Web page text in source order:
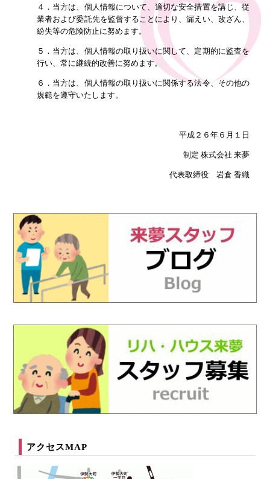
４．当方は、個人情報について、適切な安全措置を講じ、従
業者および委託先を監督することにより、漏えい、改ざん、
紛失等の危険防止に努めます。
５．当方は、個人情報の取り扱いに関して、定期的に監査を
行い、常に継続的改善に努めます。
６．当方は、個人情報の取り扱いに関係する法令、その他の
規範を遵守いたします。
平成２６年６月１日
制定 株式会社 来夢
代表取締役 岩倉 香織
アクセスMAP